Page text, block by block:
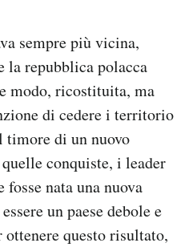
sempre più vicina,
la repubblica polacca
modo, ricostituita, ma
di cedere i territorio
timore di un nuovo
conquiste, i leader
nata una nuova
un paese debole e
questo risultato,